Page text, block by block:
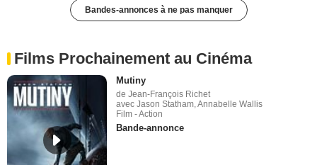
Bandes-annonces à ne pas manquer
Films Prochainement au Cinéma
Mutiny
de Jean-François Richet
avec Jason Statham, Annabelle Wallis
Film - Action
Bande-annonce